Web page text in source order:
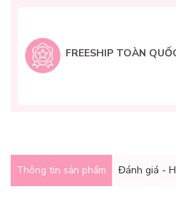
FREESHIP TOÀN
Thông tin sản phẩm Đánh giá -